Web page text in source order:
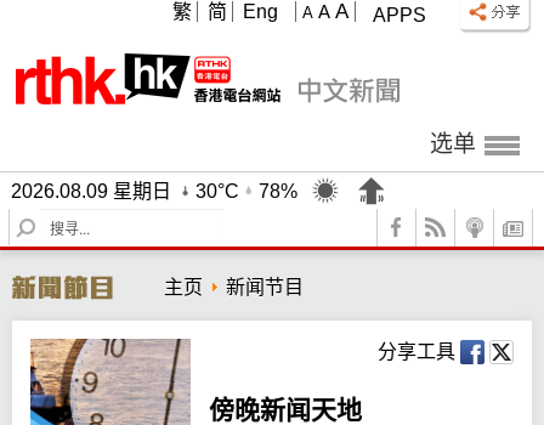
APPS
A A A
繁 简 Eng
选单
2026.08.09 星期日 30°C
78%
S
e
r
c
h
主页 新闻节目
分享工具
傍晚新闻天地